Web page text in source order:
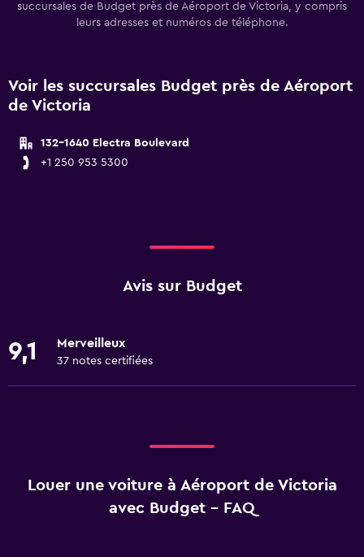
succursales de Budget près de Aéroport de Victoria, y compris
leurs adresses et numéros de téléphone.
Voir les succursales Budget près de Aéroport
de Victoria
132-1640 Electra Boulevard
+1 250 953 5300
Avis sur Budget
9,1 Merveilleux
37 notes certifiées
Louer une voiture à Aéroport de Victoria
avec Budget - FAQ